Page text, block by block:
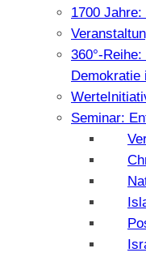
1700
360°-
Demokratie
Seminar: